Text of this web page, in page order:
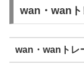
wan・wanト
wan・wanトレ